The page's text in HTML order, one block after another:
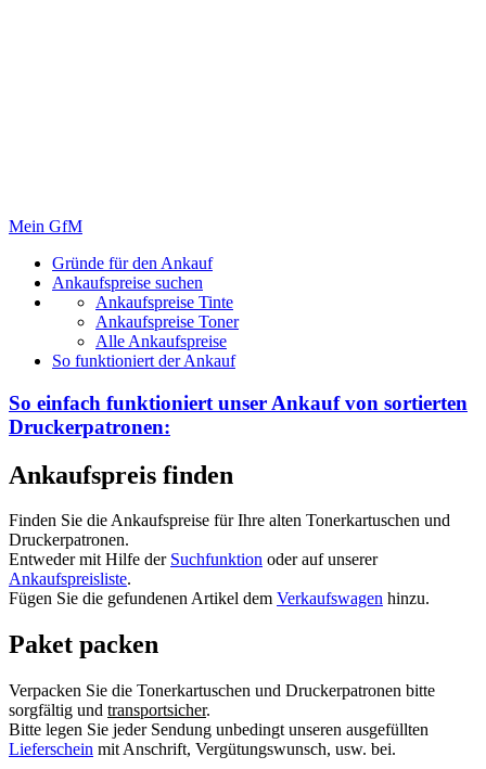
Mein GfM
Gründe für den Ankauf
Ankaufspreise suchen
Ankaufspreise Tinte
Ankaufspreise Toner
Alle Ankaufspreise
So funktioniert der Ankauf
So einfach funktioniert unser Ankauf von sortierten
Druckerpatronen:
Ankaufspreis finden
Finden Sie die Ankaufspreise für Ihre alten Tonerkartuschen und
Druckerpatronen.
Entweder mit Hilfe der Suchfunktion oder auf unserer
Ankaufspreisliste.
Fügen Sie die gefundenen Artikel dem Verkaufswagen hinzu.
Paket packen
Verpacken Sie die Tonerkartuschen und Druckerpatronen bitte
sorgfältig und transportsicher.
Bitte legen Sie jeder Sendung unbedingt unseren ausgefüllten
Lieferschein mit Anschrift, Vergütungswunsch, usw. bei.